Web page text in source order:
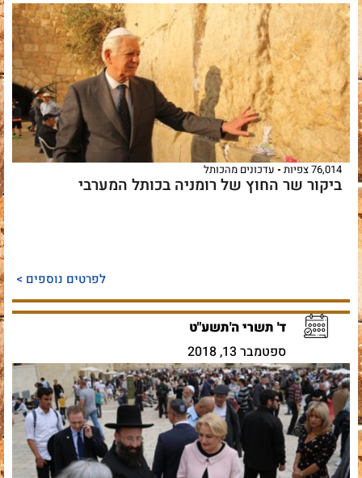
76,014 צפיות עדכונים מהכותל
ביקור שר החוץ של רומניה בכותל המערבי
לפרטים נוספים >
ד' תשרי ה'תשע"ט
ספטמבר 13, 2018